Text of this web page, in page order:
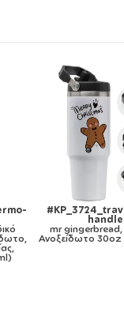
Κούπα,
330ml
mr